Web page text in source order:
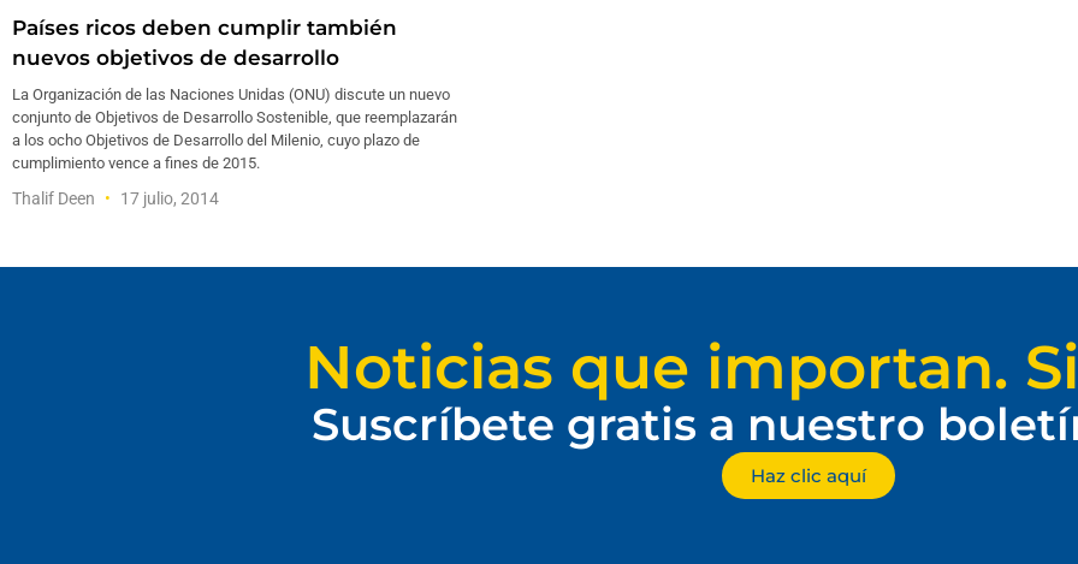
Países ricos deben cumplir también
nuevos objetivos de desarrollo
La Organización de las Naciones Unidas (ONU) discute un nuevo
conjunto de Objetivos de Desarrollo Sostenible, que reemplazarán
a los ocho Objetivos de Desarrollo del Milenio, cuyo plazo de
cumplimiento vence a fines de 2015.
Thalif Deen 17 julio, 2014
Noticias que importan.
Suscríbete gratis a nuestro
Haz clic aquí